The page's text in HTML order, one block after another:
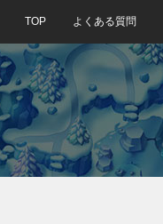
TOP よくある質問